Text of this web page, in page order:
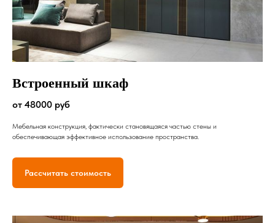
Встроенный шкаф
от 48000 руб
Мебельная конструкция, фактически становящаяся частью стены и
обеспечивающая эффективное использование пространства.
Рассчитать стоимость